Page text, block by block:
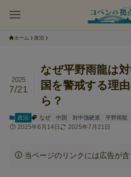
ホーム 政治
なぜ平野雨龍は
国を警戒する理
ら？
2025
7/21
政治 なぜ 中国 対中強硬派 平野雨龍
2025年6月14日 2025年7月21日
当ページのリンクには広告が含